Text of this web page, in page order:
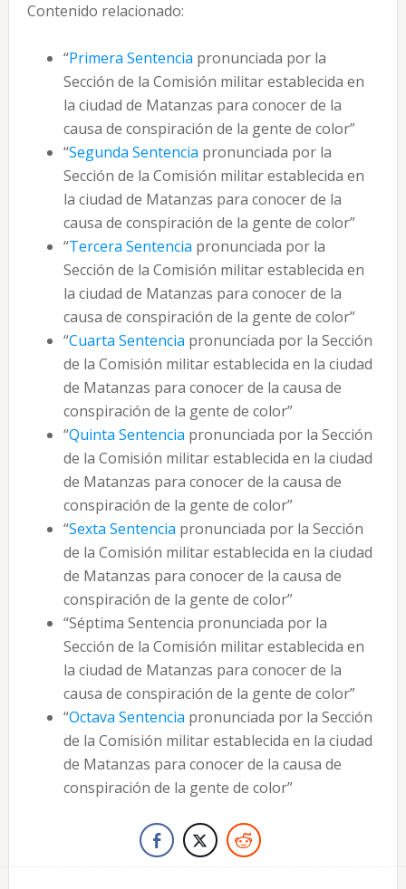
Contenido relacionado:
“Primera Sentencia pronunciada por la
Sección de la Comisión militar establecida en
la ciudad de Matanzas para conocer de la
causa de conspiración de la gente de color”
“Segunda Sentencia pronunciada por la
Sección de la Comisión militar establecida en
la ciudad de Matanzas para conocer de la
causa de conspiración de la gente de color”
“Tercera Sentencia pronunciada por la
Sección de la Comisión militar establecida en
la ciudad de Matanzas para conocer de la
causa de conspiración de la gente de color”
“Cuarta Sentencia pronunciada por la Sección
de la Comisión militar establecida en la ciudad
de Matanzas para conocer de la causa de
conspiración de la gente de color”
“Quinta Sentencia pronunciada por la Sección
de la Comisión militar establecida en la ciudad
de Matanzas para conocer de la causa de
conspiración de la gente de color”
“Sexta Sentencia pronunciada por la Sección
de la Comisión militar establecida en la ciudad
de Matanzas para conocer de la causa de
conspiración de la gente de color”
“Séptima Sentencia pronunciada por la
Sección de la Comisión militar establecida en
la ciudad de Matanzas para conocer de la
causa de conspiración de la gente de color”
“Octava Sentencia pronunciada por la Sección
de la Comisión militar establecida en la ciudad
de Matanzas para conocer de la causa de
conspiración de la gente de color”